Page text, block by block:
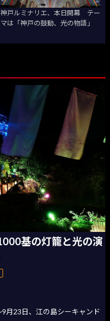
神戸ルミナリエ、本日開幕 テー
マは「神戸の鼓動、光の物語」
基の灯籠と光の演
月23日、江の島シーキャンド